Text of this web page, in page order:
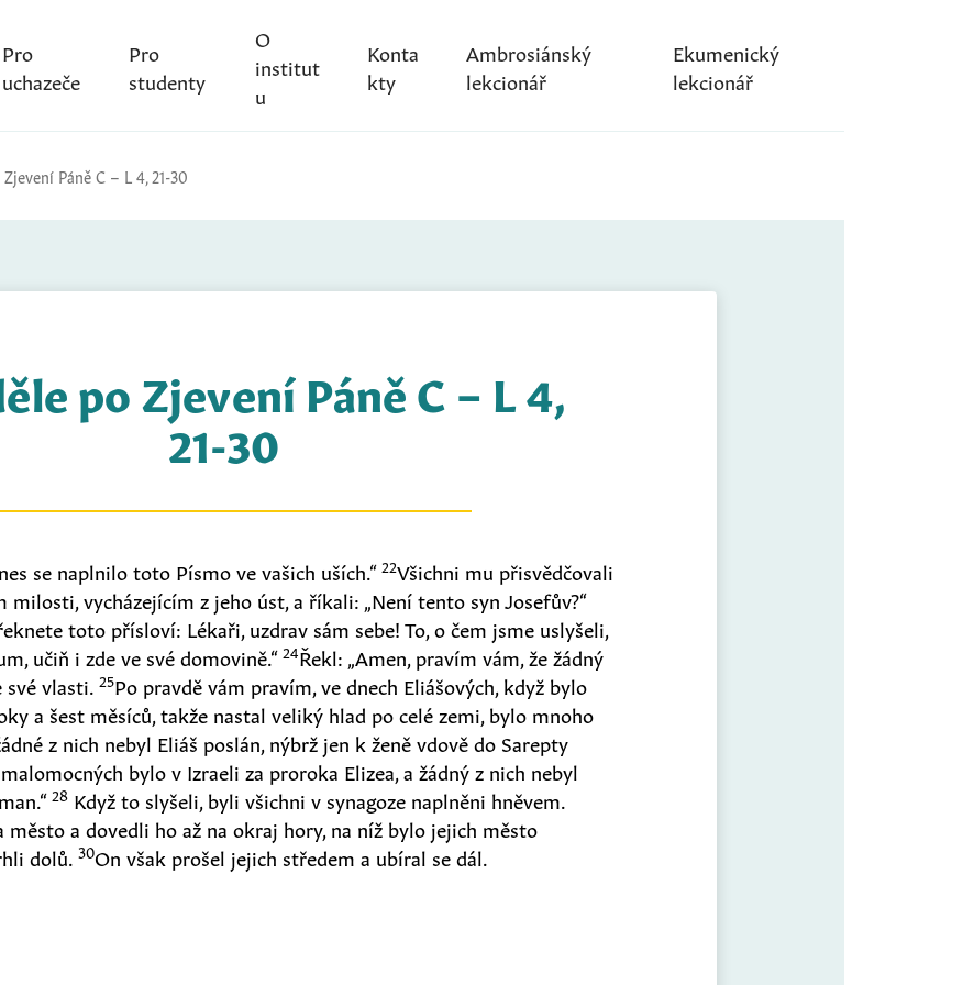
Pro
uchazeče
Pro
studenty
O
institut
u
Konta
kty
Ambrosiánský
lekcionář
Ekumenický
lekcionář
Páně C – L 4, 21-30
po Zjevení Páně C – L 4,
21-30
se naplnilo toto Písmo ve vašich uších.“22Všichni mu přisvědčovali
vycházejícím z jeho úst, a říkali: „Není tento syn Josefův?“
toto přísloví: Lékaři, uzdrav sám sebe! To, o čem jsme uslyšeli,
učiň i zde ve své domovině.“24Řekl: „Amen, pravím vám, že žádný
své vlasti.25Po pravdě vám pravím, ve dnech Eliášových, když bylo
a šest měsíců, takže nastal veliký hlad po celé zemi, bylo mnoho
z nich nebyl Eliáš poslán, nýbrž jen k ženě vdově do Sarepty
bylo v Izraeli za proroka Elizea, a žádný z nich nebyl
28 Když to slyšeli, byli všichni v synagoze naplněni hněvem.
město a dovedli ho až na okraj hory, na níž bylo jejich město
dolů.30On však prošel jejich středem a ubíral se dál.